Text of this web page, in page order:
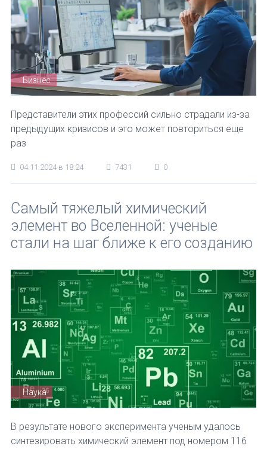
Бизнес
Представители этих профессий сильно страдали из-за
предыдущих кризисов и это может повториться еще
раз
04.11.2024 в 18:24 7431 0
Самый тяжелый химический
элемент во Вселенной: ученые
стали на шаг ближе к его созданию
Наука
В результате нового эксперимента ученым удалось
синтезировать химический элемент под номером 116